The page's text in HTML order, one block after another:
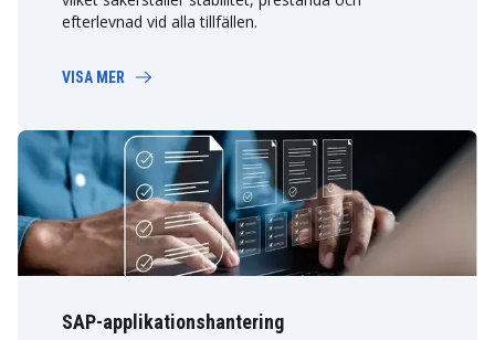
efterlevnad vid alla tillfällen.
VISA MER
SAP-applikationshantering